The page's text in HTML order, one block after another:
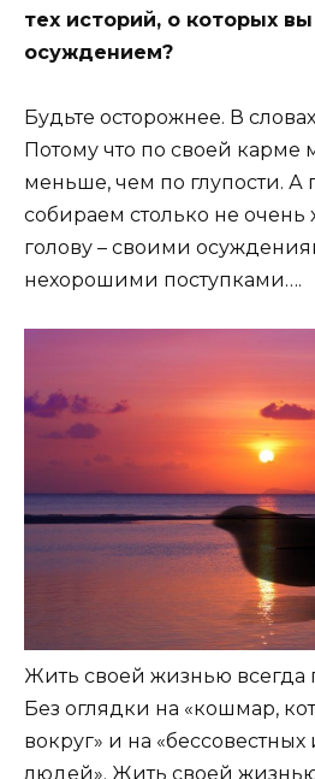
тех историй, о которых
осуждением?
Будьте осторожнее. В
Потому что по своей карме
меньше, чем по глупости. А
собираем столько не очень
голову – своими
нехорошими поступками….
Жить своей жизнью всегда
Без оглядки на «кошмар,
вокруг» и на
людей». Жить своей